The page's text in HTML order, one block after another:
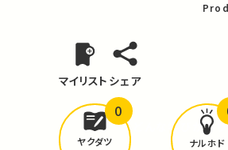
マイリスト シェア
どんな学びがあり
ヤクダツ
0
ナルホド